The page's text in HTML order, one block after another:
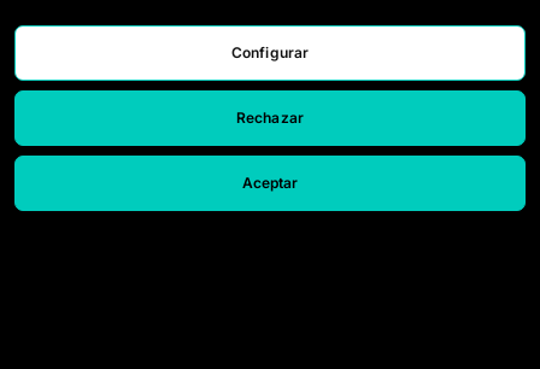
Statistiques
Nous contacter
Travailler avec nous
Configurar
Rechazar
Aceptar